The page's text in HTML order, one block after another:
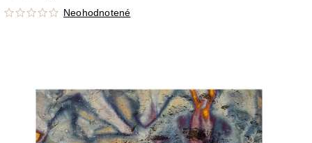
Neohodnotené